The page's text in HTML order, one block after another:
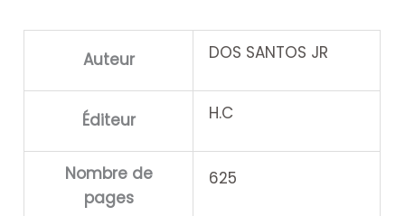
Auteur DOS SANTOS JR
Éditeur H.C
Nombre de
pages
625